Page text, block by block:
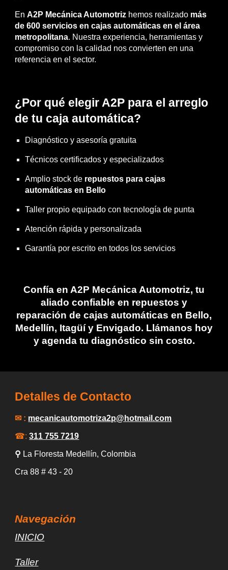
EnA2P Mecánica Automotriz hemos realizado más
de 600 servicios en cajas automáticas en el área
metropolitana. Nuestra experiencia, herramientas y
compromiso con la calidad nos convierten en una
referencia en el sector.
¿Por qué elegir A2P para el arreglo
de tu caja automática?
Diagnóstico y asesoría gratuita
Técnicos certificados y especializados
Amplio stock de repuestos para cajas
automáticas en Bello
Taller propio equipado con tecnología de punta
Atención rápida y personalizada
Garantía por escrito en todos los servicios
Confía en A2P Mecánica Automotriz, tu
aliado confiable en repuestos y
reparación de cajas automáticas en Bello,
Medellín, Itagüí y Envigado. Llámanos hoy
y agenda tu diagnóstico sin costo.
Detalles de Contacto
✉ : mecanicautomotriza2p@hotmail.com
☎: 311 755 7219
⚲ La Floresta Medellín, Colombia
Cra 88 # 43 - 20
Navegación
INICIO
Taller